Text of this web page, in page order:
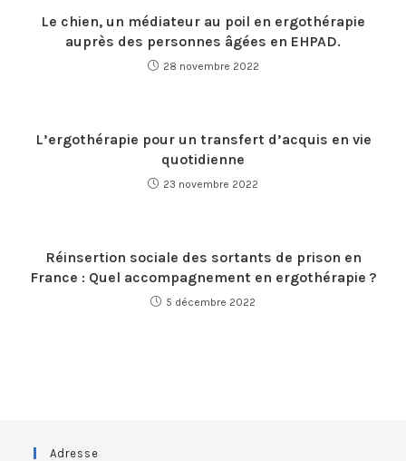
Le chien, un médiateur au poil en ergothérapie
auprès des personnes âgées en EHPAD.
28 novembre 2022
L’ergothérapie pour un transfert d’acquis en vie
quotidienne
23 novembre 2022
Réinsertion sociale des sortants de prison en
France : Quel accompagnement en ergothérapie ?
5 décembre 2022
Adresse